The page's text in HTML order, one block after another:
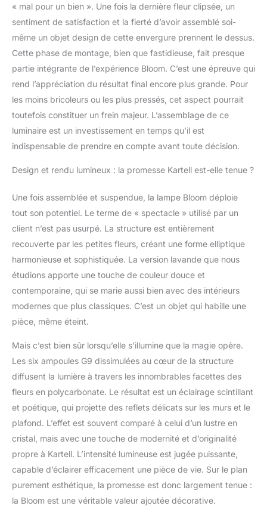
« mal pour un bien ». Une fois la dernière fleur clipsée, un
sentiment de satisfaction et la fierté d’avoir assemblé soi-
même un objet design de cette envergure prennent le dessus.
Cette phase de montage, bien que fastidieuse, fait presque
partie intégrante de l’expérience Bloom. C’est une épreuve qui
rend l’appréciation du résultat final encore plus grande. Pour
les moins bricoleurs ou les plus pressés, cet aspect pourrait
toutefois constituer un frein majeur. L’assemblage de ce
luminaire est un investissement en temps qu’il est
indispensable de prendre en compte avant toute décision.
Design et rendu lumineux : la promesse Kartell est-elle tenue ?
Une fois assemblée et suspendue, la lampe Bloom déploie
tout son potentiel. Le terme de « spectacle » utilisé par un
client n’est pas usurpé. La structure est entièrement
recouverte par les petites fleurs, créant une forme elliptique
harmonieuse et sophistiquée. La version lavande que nous
étudions apporte une touche de couleur douce et
contemporaine, qui se marie aussi bien avec des intérieurs
modernes que plus classiques. C’est un objet qui habille une
pièce, même éteint.
Mais c’est bien sûr lorsqu’elle s’illumine que la magie opère.
Les six ampoules G9 dissimulées au cœur de la structure
diffusent la lumière à travers les innombrables facettes des
fleurs en polycarbonate. Le résultat est un éclairage scintillant
et poétique, qui projette des reflets délicats sur les murs et le
plafond. L’effet est souvent comparé à celui d’un lustre en
cristal, mais avec une touche de modernité et d’originalité
propre à Kartell. L’intensité lumineuse est jugée puissante,
capable d’éclairer efficacement une pièce de vie. Sur le plan
purement esthétique, la promesse est donc largement tenue :
la Bloom est une véritable valeur ajoutée décorative.